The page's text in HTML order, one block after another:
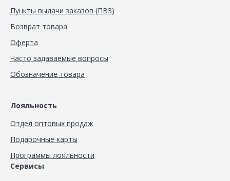
Пункты выдачи заказов (ПВЗ)
Возврат товара
Оферта
Часто задаваемые вопросы
Обозначение товара
Лояльность
Отдел оптовых продаж
Подарочные карты
Программы лояльности
Сервисы